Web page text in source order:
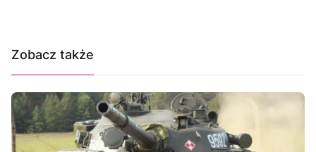
Zobacz także